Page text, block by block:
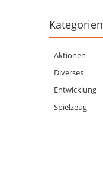
Kategorien
Aktionen
Diverses
Entwicklung
Spielzeug